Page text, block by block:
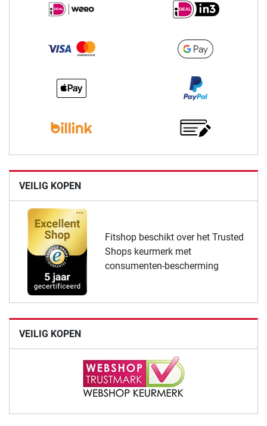
VEILIG KOPEN
Fitshop beschikt over het Trusted
Shops keurmerk met
consumenten-bescherming
VEILIG KOPEN